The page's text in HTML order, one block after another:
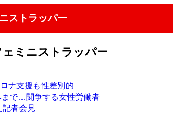
ストラッパー
ミニストラッパー
ナ支援も性差別的
まで…闘争する女性労働者
記者会見